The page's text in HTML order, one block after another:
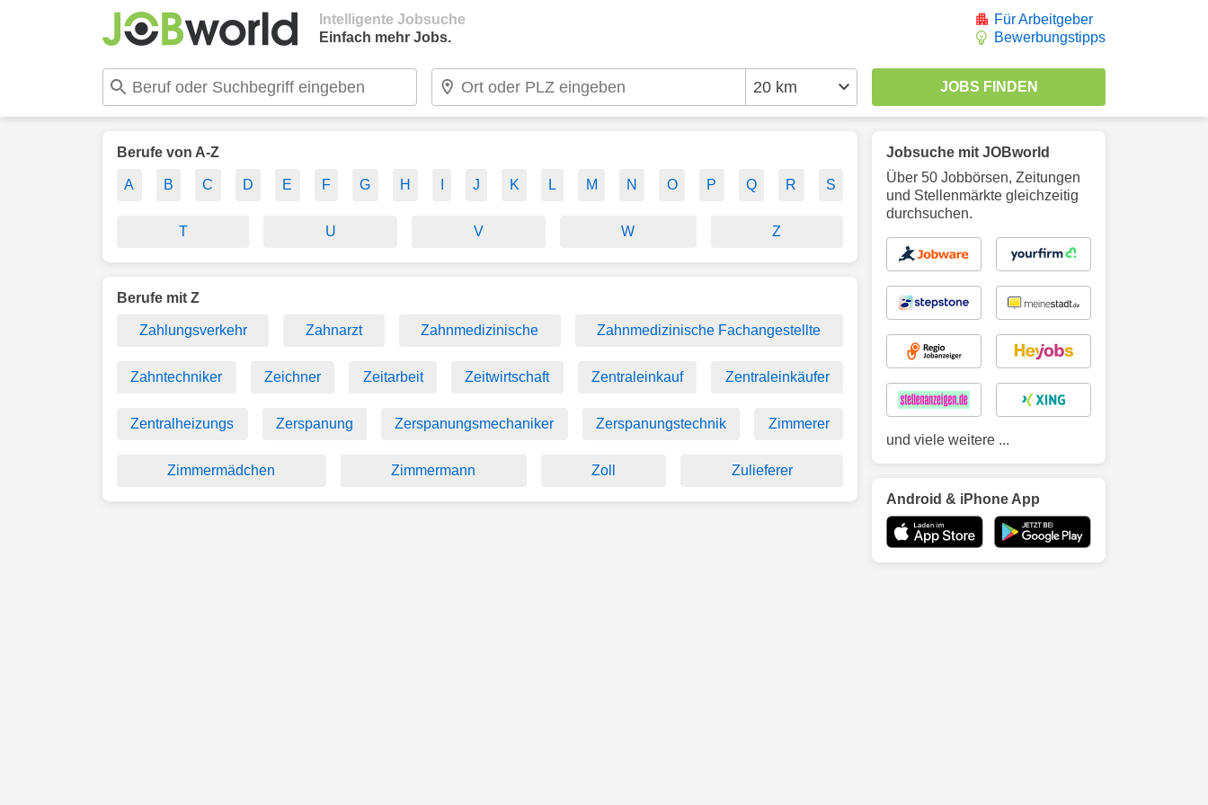
Intelligente Jobsuche
Einfach mehr Jobs.
Für Arbeitgeber
Bewerbungstipps
Berufe von A-Z
A B C D E F G H J K L M N O P Q R S
T U V W Z
Berufe mit Z
Zahlungsverkehr Zahnarzt Zahnmedizinische Zahnmedizinische Fachangestellte
Zahntechniker Zeichner Zeitarbeit Zeitwirtschaft Zentraleinkauf Zentraleinkäufer
Zentralheizungs Zerspanung Zerspanungsmechaniker Zerspanungstechnik Zimmerer
Zimmermädchen Zimmermann Zoll Zulieferer
Jobsuche mit JOBworld
Über 50 Jobbörsen, Zeitungen
und Stellenmärkte gleichzeitig
durchsuchen.
und viele weitere ...
Android & iPhone App